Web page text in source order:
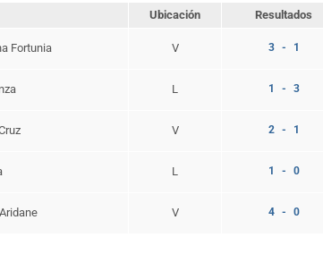
Ubicación Resultados
Fortunia V 3 - 1
L 1 - 3
V 2 - 1
L 1 - 0
V 4 - 0